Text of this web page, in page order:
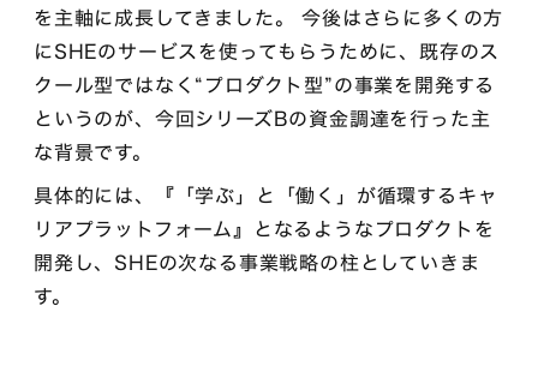
を主軸に成長してきました。 今後はさらに多くの方
にSHEのサービスを使ってもらうために、既存のス
クール型ではなく“プロダクト型”の事業を開発する
というのが、今回シリーズBの資金調達を行った主
な背景です。
具体的には、『「学ぶ」と「働く」が循環するキャ
リアプラットフォーム』となるようなプロダクトを
開発し、SHEの次なる事業戦略の柱としていきま
す。